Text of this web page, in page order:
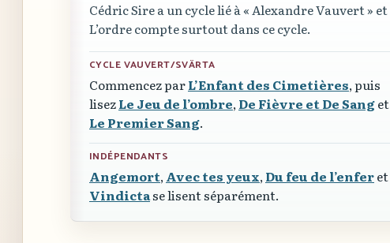
Cédric Sire a un cycle lié à« Alexandre Vauvert » et
L’ordre compte surtout dans ce cycle.
CYCLE VAUVERT/SVÄRTA
Commencez parL’Enfant des Cimetières, puis
lisezLe Jeu de l’ombre,De Fièvre et De Sanget
Le Premier Sang.
INDÉPENDANTS
Angemort,Avec tes yeux,Du feu de l’enferet
Vindictase lisent séparément.